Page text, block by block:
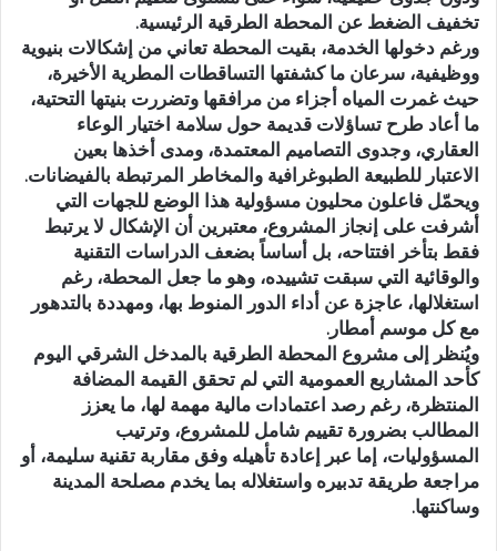
تخفيف الضغط عن المحطة الطرقية الرئيسية.
ورغم دخولها الخدمة، بقيت المحطة تعاني من إشكالات بنيوية
ووظيفية، سرعان ما كشفتها التساقطات المطرية الأخيرة،
حيث غمرت المياه أجزاء من مرافقها وتضررت بنيتها التحتية،
ما أعاد طرح تساؤلات قديمة حول سلامة اختيار الوعاء
العقاري، وجدوى التصاميم المعتمدة، ومدى أخذها بعين
الاعتبار للطبيعة الطبوغرافية والمخاطر المرتبطة بالفيضانات.
ويحمّل فاعلون محليون مسؤولية هذا الوضع للجهات التي
أشرفت على إنجاز المشروع، معتبرين أن الإشكال لا يرتبط
فقط بتأخر افتتاحه، بل أساساً بضعف الدراسات التقنية
والوقائية التي سبقت تشييده، وهو ما جعل المحطة، رغم
استغلالها، عاجزة عن أداء الدور المنوط بها، ومهددة بالتدهور
مع كل موسم أمطار.
ويُنظر إلى مشروع المحطة الطرقية بالمدخل الشرقي اليوم
كأحد المشاريع العمومية التي لم تحقق القيمة المضافة
المنتظرة، رغم رصد اعتمادات مالية مهمة لها، ما يعزز
المطالب بضرورة تقييم شامل للمشروع، وترتيب
المسؤوليات، إما عبر إعادة تأهيله وفق مقاربة تقنية سليمة، أو
مراجعة طريقة تدبيره واستغلاله بما يخدم مصلحة المدينة
وساكنتها.